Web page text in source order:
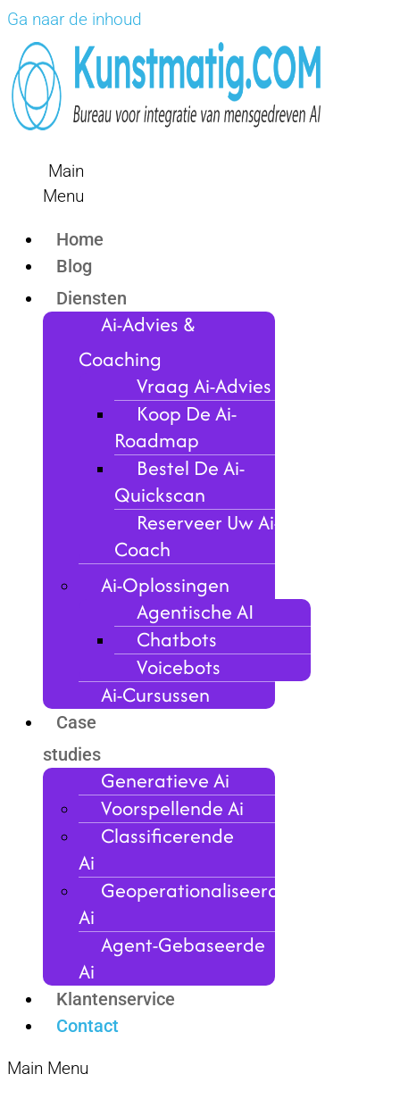
Ga naar de inhoud
Main
Menu
Home
Blog
Diensten
Ai-Advies &
Coaching
Vraag Ai-Advies
Koop De Ai-
Roadmap
Bestel De Ai-
Quickscan
Reserveer Uw Ai-
Coach
Ai-Oplossingen
Agentische AI
Chatbots
Voicebots
Ai-Cursussen
Case
studies
Generatieve Ai
Voorspellende Ai
Classificerende
Ai
Geoperationaliseerde
Ai
Agent-Gebaseerde
Ai
Klantenservice
Contact
Main Menu